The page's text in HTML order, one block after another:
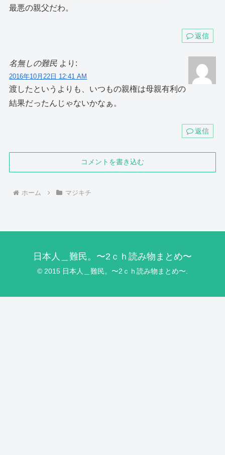
最悪の親父だわ。
返信
名無しの難民 より:
2016年10月22日 12:41 AM
渡したというよりも、いつもの親権は母親有利の
結果だったんじゃないかなぁ。
返信
コメントを書き込む
ホーム マジキチ
日本人＿難民。〜2ｃｈ読み物まとめ〜
© 2015 日本人＿難民。〜2ｃｈ読み物まとめ〜.